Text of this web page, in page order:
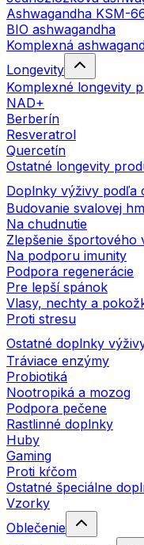
Ashwagandha KSM-
BIO ashwagandha
Komplexná
Longevity
Komplexné longevity
NAD+
Berberín
Resveratrol
Quercetín
Ostatné longevity
Doplnky výživy podľa
Budovanie svalovej
Na chudnutie
Zlepšenie športového
Na podporu imunity
Podpora regenerácie
Pre lepší spánok
Vlasy, nechty a
Proti stresu
Ostatné doplnky
Tráviace enzýmy
Probiotiká
Nootropiká a mozog
Podpora pečene
Rastlinné doplnky
Huby
Gaming
Proti kŕčom
Ostatné špeciálne
Vzorky
Oblečenie